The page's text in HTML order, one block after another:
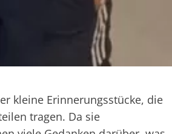
kleine Erinnerungsstücke, die
tragen. Da sie